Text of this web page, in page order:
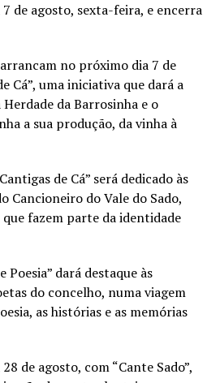
de agosto, sexta-feira, e encerra
arrancam no próximo dia 7 de
Cá”, uma iniciativa que dará a
da Barrosinha e o
a sua produção, da vinha à
de Cá” será dedicado às
Cancioneiro do Vale do Sado,
fazem parte da identidade
Poesia” dará destaque às
do concelho, numa viagem
as histórias e as memórias
de agosto, com “Cante Sado”,